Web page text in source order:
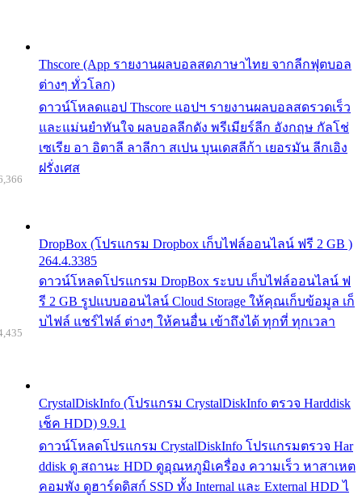
Thscore (App รายงานผลบอลสดภาษาไทย จากลีกฟุตบอล
ต่างๆ ทั่วโลก)
ดาวน์โหลดแอป Thscore แอปฯ รายงานผลบอลสดรวดเร็ว
และแม่นยำทันใจ ผลบอลลีกดัง พรีเมียร์ลีก อังกฤษ กัลโช่
เซเรีย อา อิตาลี ลาลีกา สเปน บุนเดสลีก้า เยอรมัน ลีกเอิง
ฝรั่งเศส
DropBox (โปรแกรม Dropbox เก็บไฟล์ออนไลน์ ฟรี 2 GB )
264.4.3385
ดาวน์โหลดโปรแกรม DropBox ระบบ เก็บไฟล์ออนไลน์ ฟ
รี 2 GB รูปแบบออนไลน์ Cloud Storage ให้คุณเก็บข้อมูล เก็
บไฟล์ แชร์ไฟล์ ต่างๆ ให้คนอื่น เข้าถึงได้ ทุกที่ ทุกเวลา
CrystalDiskInfo (โปรแกรม CrystalDiskInfo ตรวจ Harddisk
เช็ค HDD) 9.9.1
ดาวน์โหลดโปรแกรม CrystalDiskInfo โปรแกรมตรวจ Har
ddisk ดู สถานะ HDD ดูอุณหภูมิเครื่อง ความเร็ว หาสาเหต
คอมพัง ดูฮาร์ดดิสก์ SSD ทั้ง Internal และ External HDD ไ